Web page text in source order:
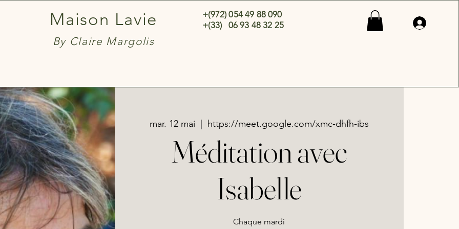
Maison Lavie
By Claire Margolis
+(972) 054 49 88 090
+(33) 06 93 48 32 25
mar. 12 mai https://meet.google.com/xmc-dhfh-ibs
Méditation avec
Isabelle
Chaque mardi